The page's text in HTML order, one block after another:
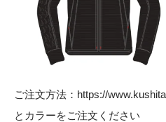
ご注文方法： https://
とカラーをご注文ください